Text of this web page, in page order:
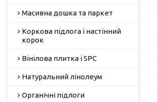
Масивна дошка та паркет
Коркова підлога і настінний
корок
Вінілова плитка і SPC
Натуральний лінолеум
Органічні підлоги